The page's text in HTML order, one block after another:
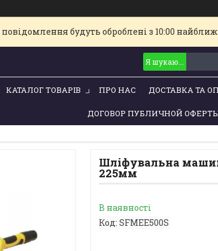
будуть оброблені з 10:00
КАТАЛОГ ТОВАРІВ ПРО НАС ДОСТАВКА ТА
ДОГОВОР ПУБЛИЧНОЙ
Шліфувальна
225мм
В наявності
Код: SFMEE500S